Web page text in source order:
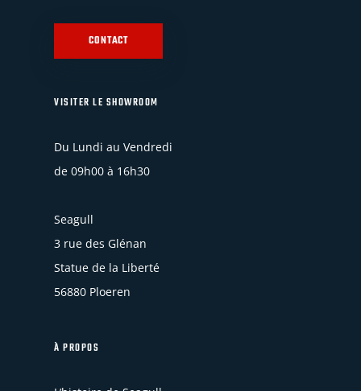
CONTACT
VISITER LE SHOWROOM
Du Lundi au Vendredi
de 09h00 à 16h30
Seagull
3 rue des Glénan
Statue de la Liberté
56880 Ploeren
À PROPOS